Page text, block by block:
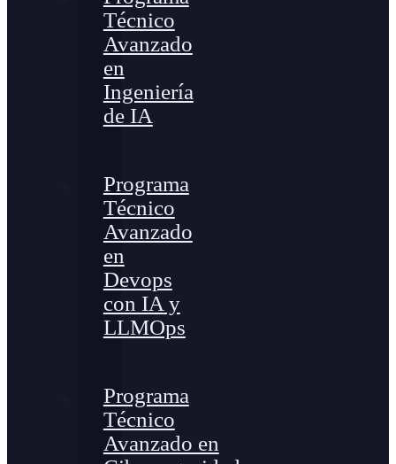
Técnico
Avanzado
en
Ingeniería
de IA
Programa
Técnico
Avanzado
en
Devops
con IA y
LLMOps
Programa
Técnico
Avanzado en